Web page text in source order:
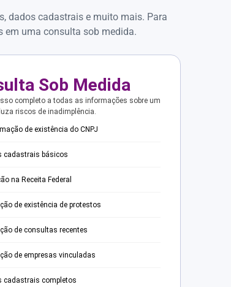
dados cadastrais e muito mais. Para
em uma consulta sob medida.
Sob Medida
completo a todas as informações sobre um
riscos de inadimplência.
de existência do CNPJ
cadastrais básicos
na Receita Federal
de existência de protestos
de consultas recentes
de empresas vinculadas
cadastrais completos